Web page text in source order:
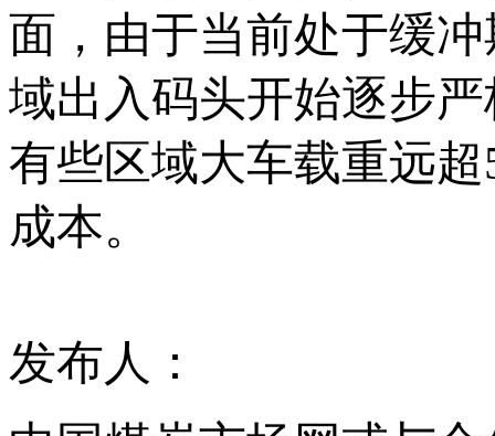
面，由于当前处于缓
域出入码头开始逐步
有些区域大车载重远
成本。
发布人：